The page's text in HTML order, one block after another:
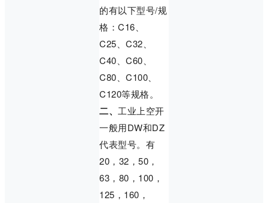
的有以下型号/规
格：C16、
C25、C32、
C40、C60、
C80、C100、
C120等规格。
二、 工业上空开
一般用DW和DZ
代表型号。有
20，32，50，
63，80，100，
125，160，